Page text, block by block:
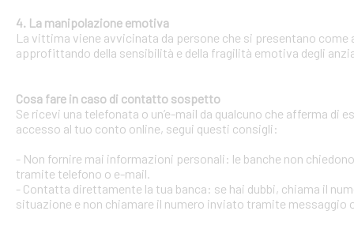
4. La manipolazione emotiva
La vittima viene avvicinata da persone che si presentano
approfittando della sensibilità e della fragilità emotiva degli
Cosa fare in caso di contatto sospetto
Se ricevi una telefonata o un’e-mail da qualcuno che afferma di
accesso al tuo conto online, segui questi consigli:
- Non fornire mai informazioni personali: le banche non
tramite telefono o e-mail.
- Contatta direttamente la tua banca: se hai dubbi, chiama il
situazione e non chiamare il numero inviato tramite messaggio